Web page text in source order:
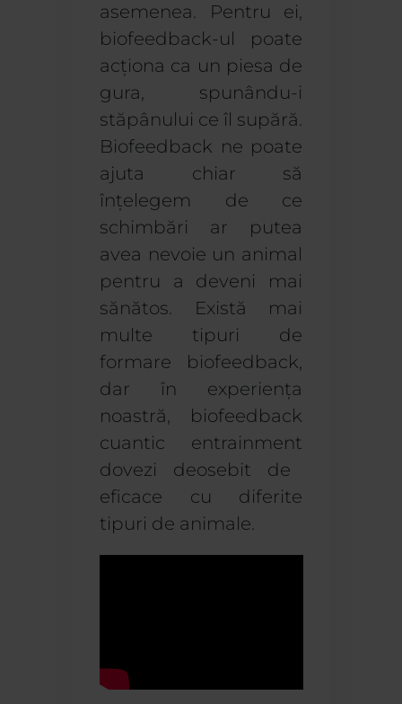
asemenea. Pentru ei,
biofeedback-ul poate
acționa ca un piesa de
gura, spunându-i
stăpânului ce îl supără.
Biofeedback ne poate
ajuta chiar să
înțelegem de ce
schimbări ar putea
avea nevoie un animal
pentru a deveni mai
sănătos.
Există mai
multe tipuri de
formare biofeedback,
dar în experiența
noastră,
biofeedback
cuantic entrainment
dovezi
deosebit de
eficace cu diferite
tipuri de animale.